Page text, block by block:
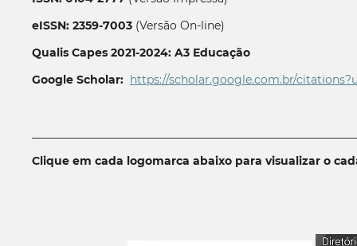
eISSN: 2359-7003(Versão On-line)
Qualis Capes 2021-2024: A3 Educação
Google Scholar: https://scholar.google.com.br/
Clique em cada logomarca abaixo para visualizar o